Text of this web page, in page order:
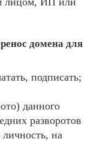
домена для
подписать;
данного
разворотов
на